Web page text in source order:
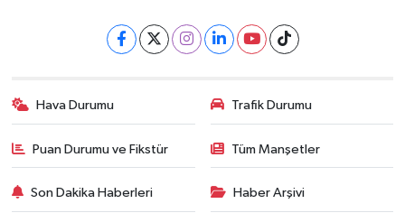
Hava Durumu Trafik Durumu
Puan Durumu ve Fikstür Tüm Manşetler
Son Dakika Haberleri Haber Arşivi